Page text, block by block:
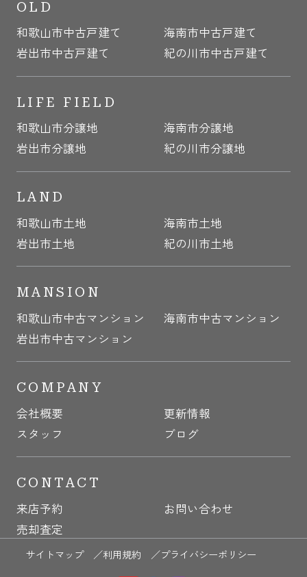
OLD
和歌山市中古戸建て
海南市中古戸建て
岩出市中古戸建て
紀の川市中古戸建て
LIFE FIELD
和歌山市分譲地
海南市分譲地
岩出市分譲地
紀の川市分譲地
LAND
和歌山市土地
海南市土地
岩出市土地
紀の川市土地
MANSION
和歌山市中古マンション
海南市中古マンション
岩出市中古マンション
COMPANY
会社概要
更新情報
スタッフ
ブログ
CONTACT
来店予約
お問い合わせ
売却査定
サイトマップ ／利用規約 ／プライバシーポリシー